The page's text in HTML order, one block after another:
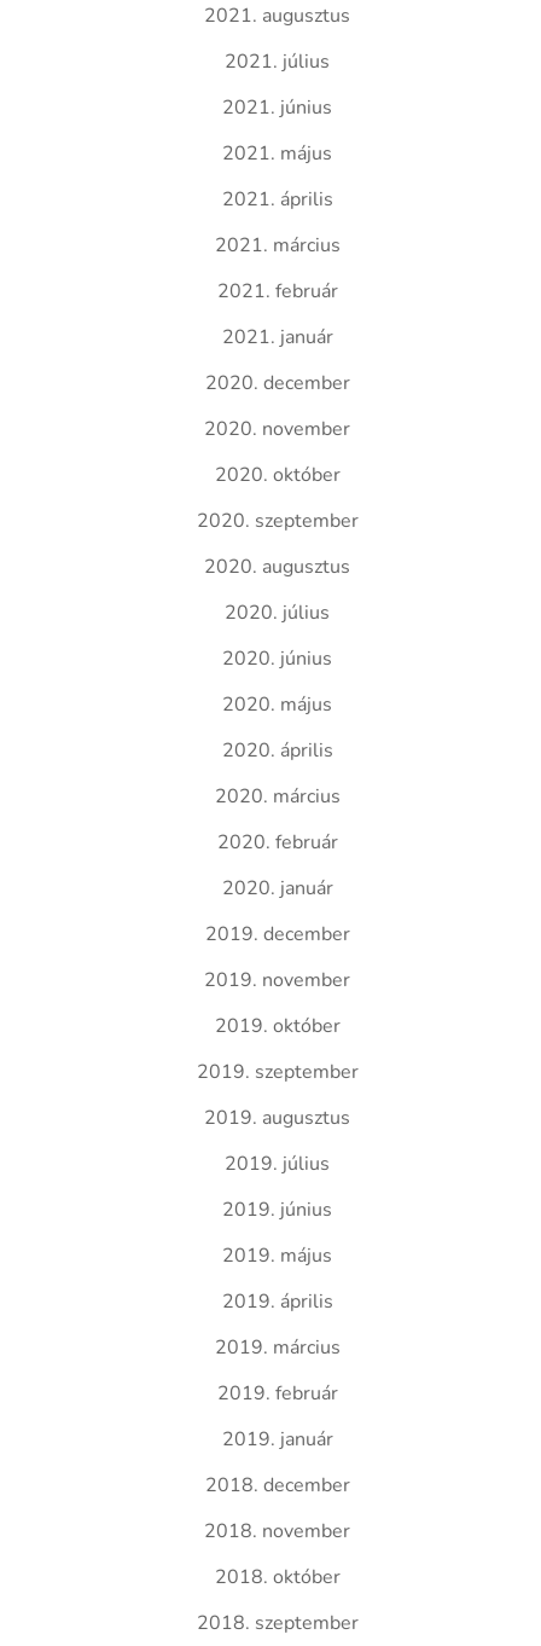
2021. augusztus
2021. július
2021. június
2021. május
2021. április
2021. március
2021. február
2021. január
2020. december
2020. november
2020. október
2020. szeptember
2020. augusztus
2020. július
2020. június
2020. május
2020. április
2020. március
2020. február
2020. január
2019. december
2019. november
2019. október
2019. szeptember
2019. augusztus
2019. július
2019. június
2019. május
2019. április
2019. március
2019. február
2019. január
2018. december
2018. november
2018. október
2018. szeptember